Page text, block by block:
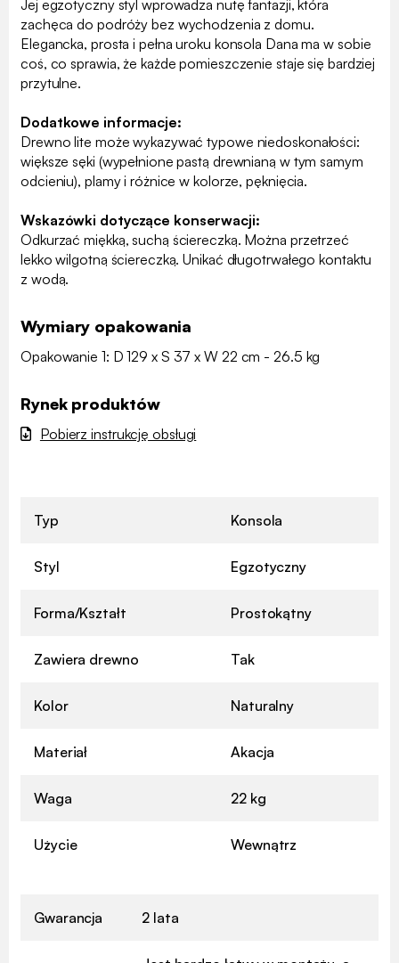
Jej egzotyczny styl wprowadza nutę fantazji, która
zachęca do podróży bez wychodzenia z domu.
Elegancka, prosta i pełna uroku konsola Dana ma w sobie
coś, co sprawia, że każde pomieszczenie staje się bardziej
przytulne.
Dodatkowe informacje:
Drewno lite może wykazywać typowe niedoskonałości:
większe sęki (wypełnione pastą drewnianą w tym samym
odcieniu), plamy i różnice w kolorze, pęknięcia.
Wskazówki dotyczące konserwacji:
Odkurzać miękką, suchą ściereczką. Można przetrzeć
lekko wilgotną ściereczką. Unikać długotrwałego kontaktu
z wodą.
Wymiary opakowania
Opakowanie 1: D 129 x S 37 x W 22 cm - 26.5 kg
Rynek produktów
Pobierz instrukcję obsługi
Typ Konsola
Styl Egzotyczny
Forma/Kształt Prostokątny
Zawiera drewno Tak
Kolor Naturalny
Materiał Akacja
Waga 22 kg
Użycie Wewnątrz
Gwarancja 2 lata